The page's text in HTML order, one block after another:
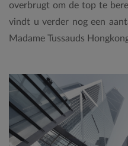
overbrugt om de top te
vindt u verder nog een
Madame Tussauds